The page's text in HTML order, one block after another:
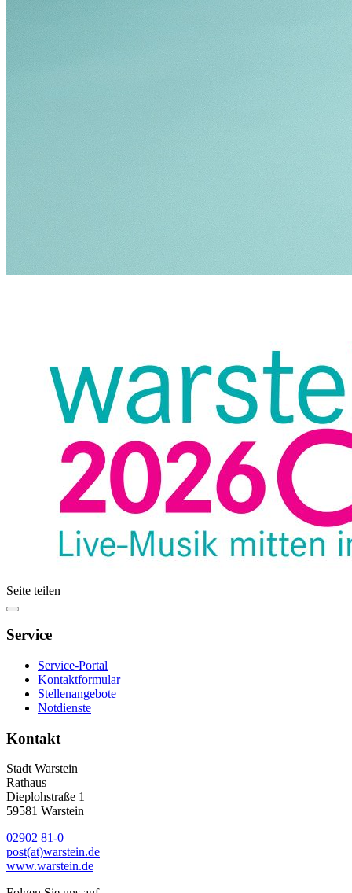
Seite teilen
Service
Service-Portal
Kontaktformular
Stellenangebote
Notdienste
Kontakt
Stadt Warstein
Rathaus
Dieplohstraße 1
59581 Warstein
02902 81-0
post(at)warstein.de
www.warstein.de